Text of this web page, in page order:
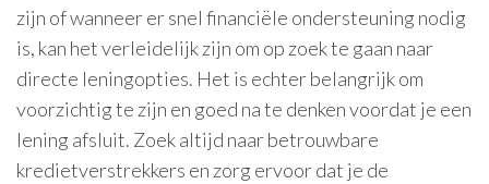
zijn of wanneer er snel financiële ondersteuning nodig
is, kan het verleidelijk zijn om op zoek te gaan naar
directe leningopties. Het is echter belangrijk om
voorzichtig te zijn en goed na te denken voordat je een
lening afsluit. Zoek altijd naar betrouwbare
kredietverstrekkers en zorg ervoor dat je de